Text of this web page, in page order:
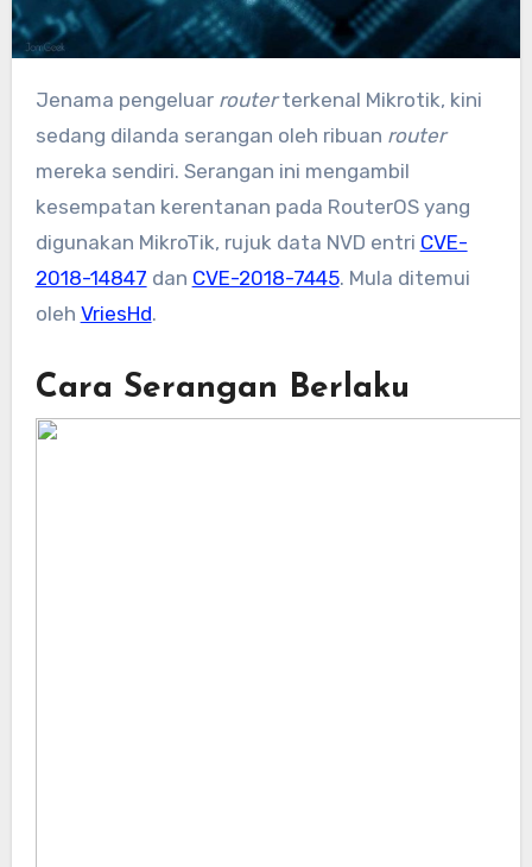
Jenama pengeluar routerterkenal Mikrotik, kini
sedang dilanda serangan oleh ribuan router
mereka sendiri. Serangan ini mengambil
kesempatan kerentanan pada RouterOS yang
digunakan MikroTik, rujuk data NVD entri CVE-
2018-14847 dan CVE-2018-7445. Mula ditemui
oleh VriesHd.
Cara Serangan Berlaku